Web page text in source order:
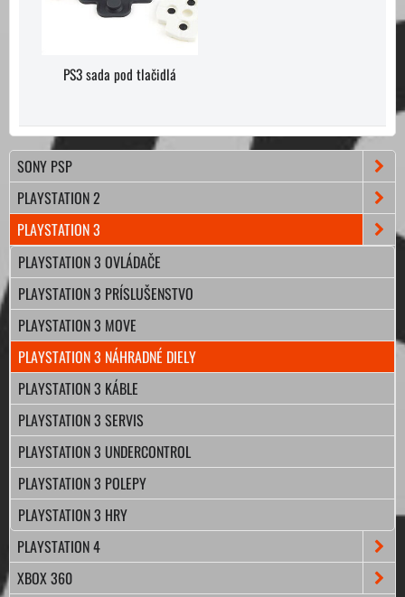
PS3 sada pod tlačidlá
SONY PSP
PLAYSTATION 2
PLAYSTATION 3
PLAYSTATION 3 OVLÁDAČE
PLAYSTATION 3 PRÍSLUŠENSTVO
PLAYSTATION 3 MOVE
PLAYSTATION 3 NÁHRADNÉ DIELY
PLAYSTATION 3 KÁBLE
PLAYSTATION 3 SERVIS
PLAYSTATION 3 UNDERCONTROL
PLAYSTATION 3 POLEPY
PLAYSTATION 3 HRY
PLAYSTATION 4
XBOX 360